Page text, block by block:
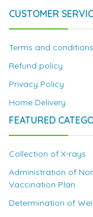
CUSTOMER
Terms and conditions
Refund policy
Privacy Policy
Home Delivery
FEATURED
Collection of X-rays
Administration of
Vaccination Plan
Determination of